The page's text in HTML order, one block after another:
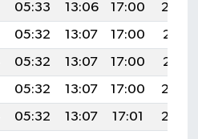
05:33 13:06 17:00
20:30
05:32 13:07 17:00
20:31
05:32 13:07 17:00
20:31
05:32 13:07 17:00
20:32
05:32 13:07 17:01
20:32